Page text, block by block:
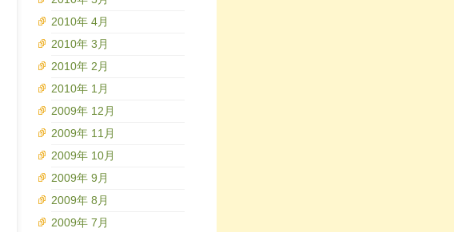
2010年 4月
2010年 3月
2010年 2月
2010年 1月
2009年 12月
2009年 11月
2009年 10月
2009年 9月
2009年 8月
2009年 7月